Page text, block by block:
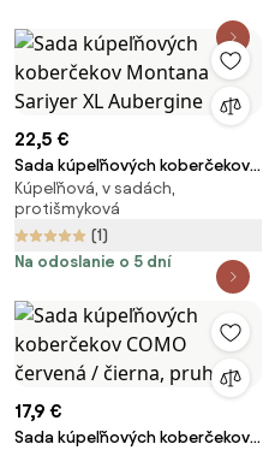
22,5 €
Sada kúpeľňových koberčekov
Montana Sariyer XL Aubergine
Kúpeľňová, v sadách,
protišmyková
(1)
Na odoslanie o 5 dní
17,9 €
Sada kúpeľňových koberčekov